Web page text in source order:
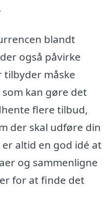
blandt
også påvirke
tilbyder måske
kan gøre det
flere tilbud,
der skal udføre din
altid en god idé at
og sammenligne
for at finde det